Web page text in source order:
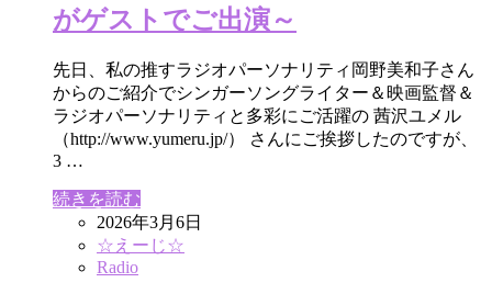
がゲストでご出演～
先日、私の推すラジオパーソナリティ岡野美和子さん
からのご紹介でシンガーソングライター＆映画監督＆
ラジオパーソナリティと多彩にご活躍の 茜沢ユメル
（http://www.yumeru.jp/） さんにご挨拶したのですが、
3 …
続きを読む
2026年3月6日
☆えーじ☆
Radio